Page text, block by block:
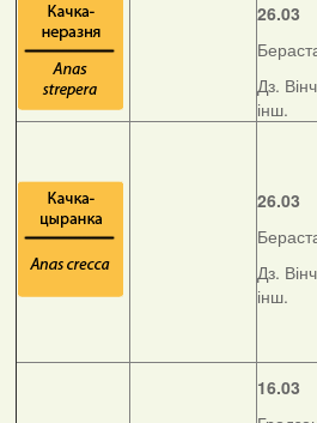
26.03
Дз.
інш.
26.03
Дз.
інш.
16.03